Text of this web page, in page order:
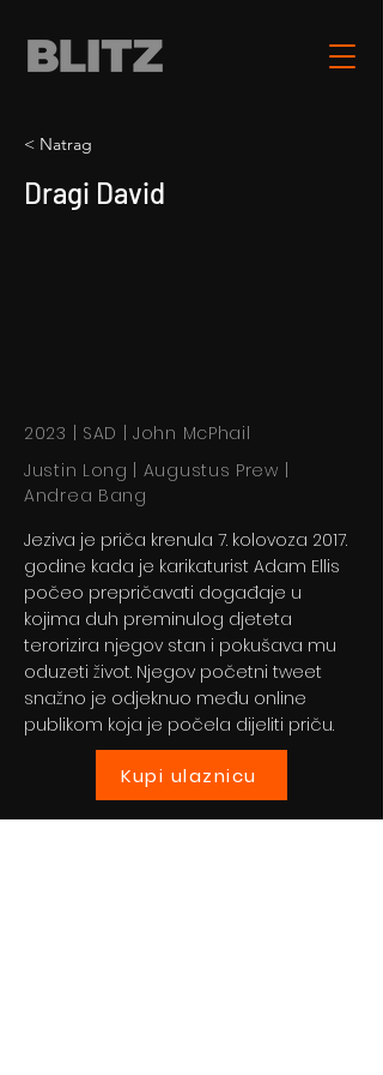
< Natrag
Dragi David
2023 | SAD | John McPhail
Justin Long | Augustus Prew |
Andrea Bang
Jeziva je priča krenula 7. kolovoza 2017.
godine kada je karikaturist Adam Ellis
počeo prepričavati događaje u
kojima duh preminulog djeteta
terorizira njegov stan i pokušava mu
oduzeti život. Njegov početni tweet
snažno je odjeknuo među online
publikom koja je počela dijeliti priču.
Kupi ulaznicu